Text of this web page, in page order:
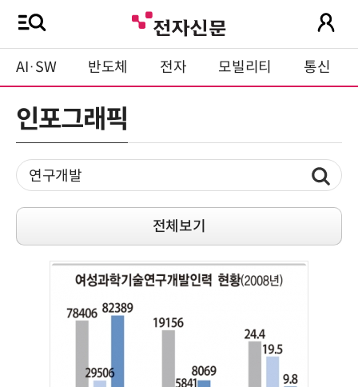
AI·SW 반도체 전자 모빌리티 통신
인포그래픽
전체보기